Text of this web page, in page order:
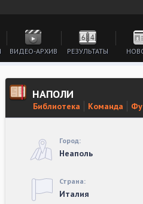
ВИДЕО-АРХИВ РЕЗУЛЬТАТЫ
НАПОЛИ
Библиотека Команда
Город:
Неаполь
Страна:
Италия